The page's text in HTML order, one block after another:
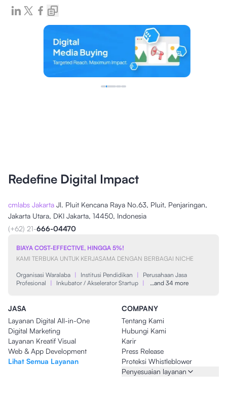
Redefine Digital Impact
cmlabs Jakarta Jl. Pluit Kencana Raya No.63, Pluit, Penjaringan,
Jakarta Utara, DKI Jakarta, 14450, Indonesia
(+62) 21-666-04470
BIAYA COST-EFFECTIVE, HINGGA 5%!
KAMI TERBUKA UNTUK KERJASAMA DENGAN BERBAGAI NICHE
Organisasi Waralaba | Institusi Pendidikan |
Perusahaan Jasa
Profesional
| Inkubator / Akselerator Startup | …and 34 more
JASA
Layanan Digital All-in-One
Digital Marketing
Layanan Kreatif Visual
Web & App Development
Lihat Semua Layanan
COMPANY
Tentang Kami
Hubungi Kami
Karir
Press Release
Proteksi Whistleblower
Penyesuaian layanan